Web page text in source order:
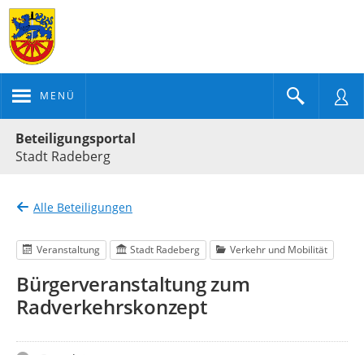
MENÜ
Beteiligungsportal
Stadt Radeberg
Alle Beteiligungen
Veranstaltung Stadt Radeberg Verkehr und Mobilität
Bürgerveranstaltung zum
Radverkehrskonzept